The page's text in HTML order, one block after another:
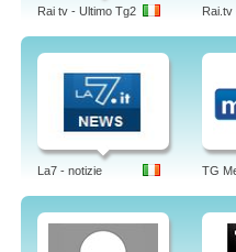
Rai tv - Ultimo Tg2 Rai.tv
La7 - notizie TG